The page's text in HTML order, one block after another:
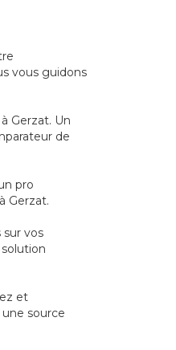
vous guidons
Gerzat. Un
de
pro
Gerzat.
vos
et
source